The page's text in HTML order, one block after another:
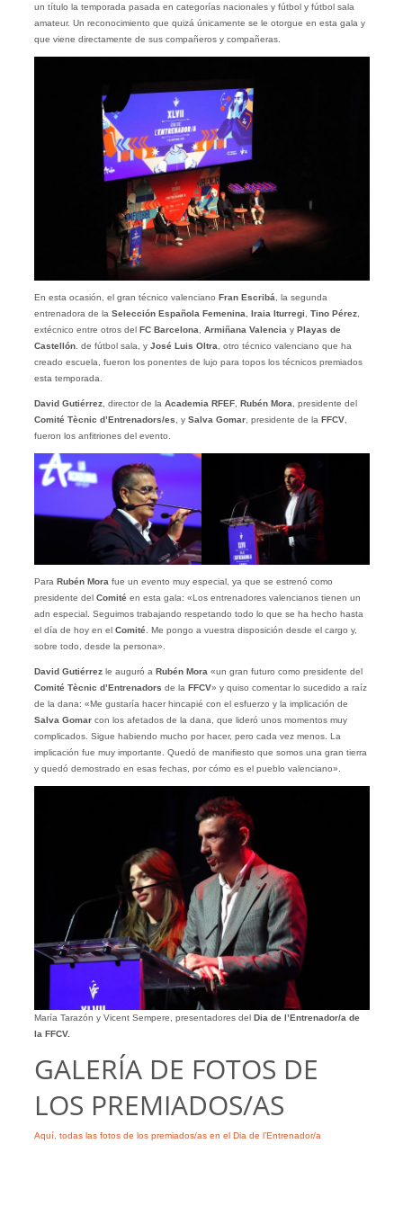
un título la temporada pasada en categorías nacionales y fútbol y fútbol sala
amateur. Un reconocimiento que quizá únicamente se le otorgue en esta gala y
que viene directamente de sus compañeros y compañeras.
En esta ocasión, el gran técnico valenciano Fran Escribá , la segunda
entrenadora de la Selección Española Femenina Iraia Iturregi Tino Pérez,
extécnico entre otros del FC Barcelona Armiñana Valencia y Playas de
Castellón. de fútbol sala, y José Luis Oltra , otro técnico valenciano que ha
creado escuela, fueron los ponentes de lujo para topos los técnicos premiados
esta temporada.
David Gutiérrez, director de la Academia RFEF, Rubén Mora , presidente del
Comité Tècnic d’Entrenadors/es , y Salva Gomar, presidente de la FFCV,
fueron los anfitriones del evento.
Para Rubén Mora fue un evento muy especial, ya que se estrenó como
presidente del Comitéen esta gala: «Los entrenadores valencianos tienen un
adn especial. Seguimos trabajando respetando todo lo que se ha hecho hasta
el día de hoy en el Comité. Me pongo a vuestra disposición desde el cargo y,
sobre todo, desde la persona».
David Gutiérrez le auguró a Rubén Mora «un gran futuro como presidente del
Comité Tècnic d’Entrenadors de la FFCV» y quiso comentar lo sucedido a raíz
de la dana: «Me gustaría hacer hincapié con el esfuerzo y la implicación de
Salva Gomarcon los afetados de la dana, que lideró unos momentos muy
complicados. Sigue habiendo mucho por hacer, pero cada vez menos. La
implicación fue muy importante. Quedó de manifiesto que somos una gran tierra
y quedó demostrado en esas fechas, por cómo es el pueblo valenciano».
María Tarazón y Vicent Sempere, presentadores del Dia de l’Entrenador/a de
la FFCV.
GALERÍA DE FOTOS DE
LOS PREMIADOS/AS
Aquí, todas las fotos de los premiados/as en el Dia de l’Entrenador/a